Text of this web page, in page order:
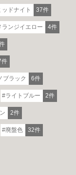
ッドナイト 37件
ランジイエロー 4件
件
ブラック 6件
ライトブルー 2件
2件
廃盤色 32件